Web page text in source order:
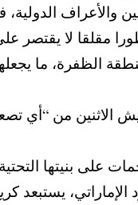
والأعراف
مقلقا لا
الظفرة، ما
الاثنين من
على بنيتها
الإماراتي،